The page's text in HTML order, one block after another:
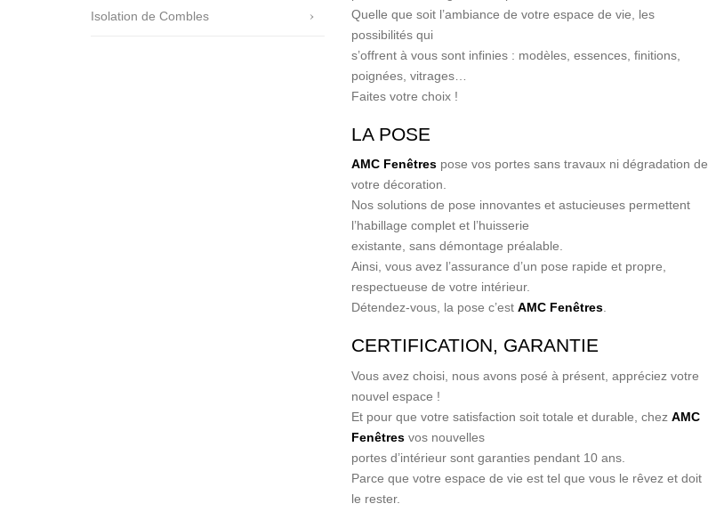
Isolation de Combles
Quelle que soit l’ambiance de votre espace de vie, les
possibilités qui
s’offrent à vous sont infinies : modèles, essences, finitions,
poignées, vitrages…
Faites votre choix !
LA POSE
AMC Fenêtrespose vos portes sans travaux ni dégradation de
votre décoration.
Nos solutions de pose innovantes et astucieuses permettent
l’habillage complet et l’huisserie
existante, sans démontage préalable.
Ainsi, vous avez l’assurance d’un pose rapide et propre,
respectueuse de votre intérieur.
Détendez-vous, la pose c’est AMC Fenêtres.
CERTIFICATION, GARANTIE
Vous avez choisi, nous avons posé à présent, appréciez votre
nouvel espace !
Et pour que votre satisfaction soit totale et durable, chez AMC
Fenêtresvos nouvelles
portes d’intérieur sont garanties pendant 10 ans.
Parce que votre espace de vie est tel que vous le rêvez et doit
le rester.